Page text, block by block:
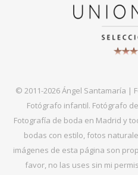
© 2011-2026 Ángel Santamaría |
Fotógrafo infantil. Fotógrafo
Fotografía de boda en Madrid y
bodas con estilo, fotos
imágenes de esta página son
favor, no las uses sin mi